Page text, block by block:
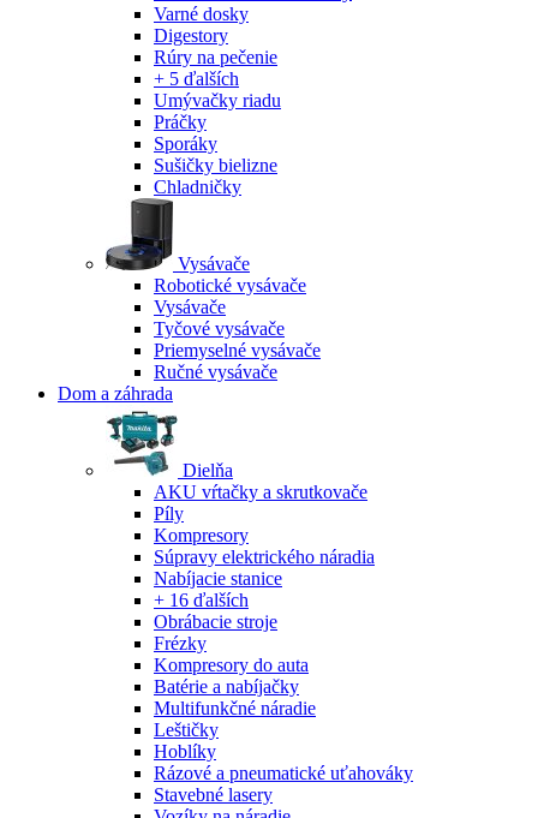
Varné dosky
Digestory
Rúry na pečenie
+ 5 ďalších
Umývačky riadu
Práčky
Sporáky
Sušičky bielizne
Chladničky
Vysávače
Robotické vysávače
Vysávače
Tyčové vysávače
Priemyselné vysávače
Ručné vysávače
Dom a záhrada
Dielňa
AKU vŕtačky a skrutkovače
Píly
Kompresory
Súpravy elektrického náradia
Nabíjacie stanice
+ 16 ďalších
Obrábacie stroje
Frézky
Kompresory do auta
Batérie a nabíjačky
Multifunkčné náradie
Leštičky
Hoblíky
Rázové a pneumatické uťahováky
Stavebné lasery